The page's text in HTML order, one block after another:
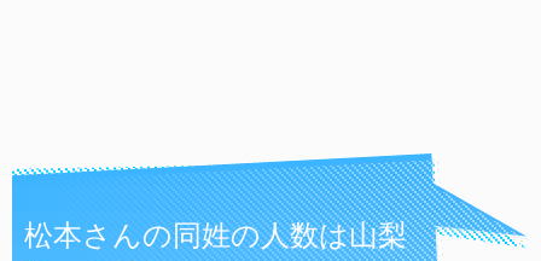
松本さんの同姓の人数は山梨